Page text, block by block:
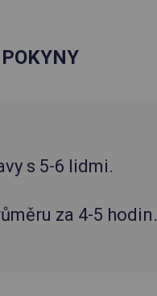
s 5-6 lidmi.
za 4-5 hodin.